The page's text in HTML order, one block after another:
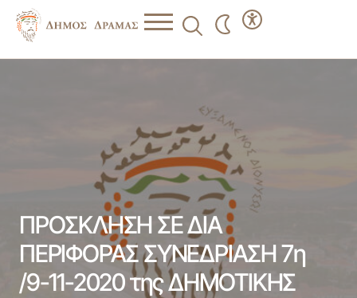
ΠΡΟΣΚΛΗΣΗ ΣΕ ΔΙΑ
ΠΕΡΙΦΟΡΑΣ ΣΥΝΕΔΡΙΑΣΗ 7η
/9-11-2020 της ΔΗΜΟΤΙΚΗΣ